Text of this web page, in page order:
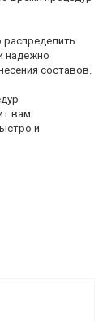
надежно
составов.
вам
и